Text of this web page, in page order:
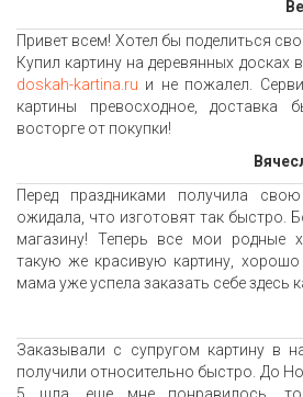
Привет всем! Хотел бы поделиться
Купил картину на деревянных досках
doskah-kartina.ru и не пожалел.
картины превосходное, доставка
восторге от покупки!
Перед праздниками получила
ожидала, что изготовят так быстро.
магазину! Теперь все мои родные
такую же красивую картину,
мама уже успела заказать себе здесь
Заказывали с супругом картину в
получили относительно быстро. До